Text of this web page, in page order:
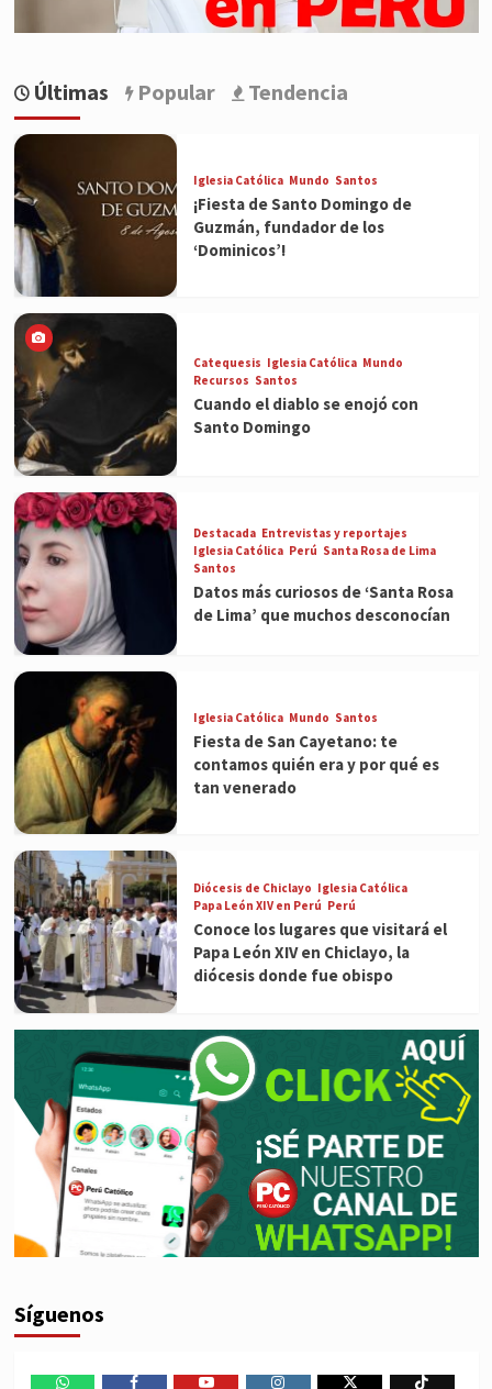
Últimas Popular Tendencia
Iglesia Católica Mundo Santos
¡Fiesta de Santo Domingo de
Guzmán, fundador de los
‘Dominicos’!
Catequesis Iglesia Católica Mundo
Recursos Santos
Cuando el diablo se enojó con
Santo Domingo
Destacada Entrevistas y reportajes
Iglesia Católica Perú Santa Rosa de Lima
Santos
Datos más curiosos de ‘Santa Rosa
de Lima’ que muchos desconocían
Iglesia Católica Mundo Santos
Fiesta de San Cayetano: te
contamos quién era y por qué es
tan venerado
Diócesis de Chiclayo Iglesia Católica
Papa León XIV en Perú Perú
Conoce los lugares que visitará el
Papa León XIV en Chiclayo, la
diócesis donde fue obispo
Síguenos